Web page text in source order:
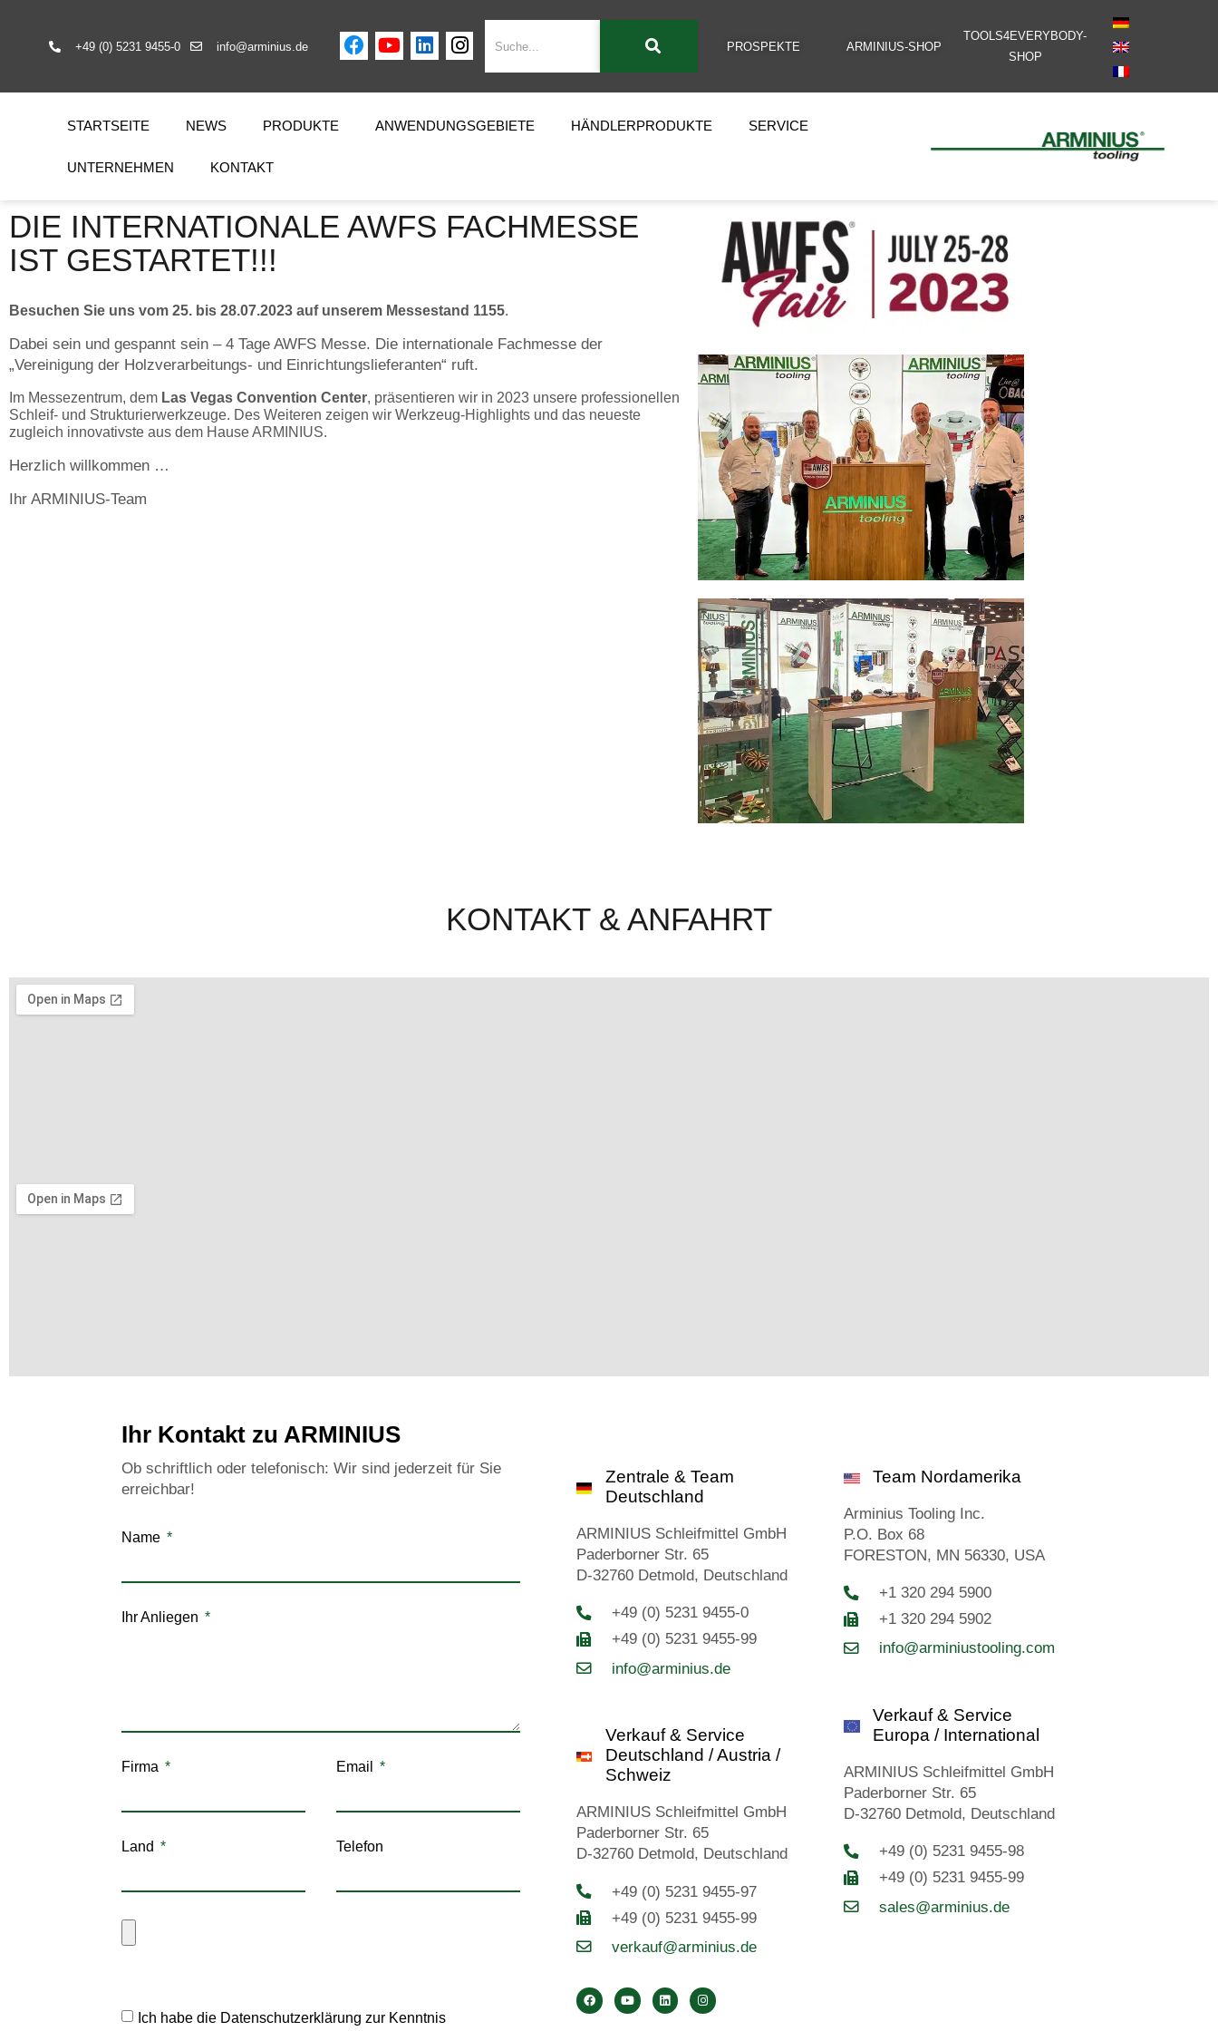
+49 (0) 5231 9455-0 info@arminius.de PROSPEKTE ARMINIUS-SHOP
TOOLS4EVERYBODY-
SHOP
STARTSEITE NEWS PRODUKTE ANWENDUNGSGEBIETE HÄNDLERPRODUKTE SERVICE
UNTERNEHMEN KONTAKT
DIE INTERNATIONALE AWFS FACHMESSE
IST GESTARTET!!!
Besuchen Sie uns vom 25. bis 28.07.2023 auf unserem Messestand 1155.
Dabei sein und gespannt sein – 4 Tage AWFS Messe. Die internationale Fachmesse der
„Vereinigung der Holzverarbeitungs- und Einrichtungslieferanten“ ruft.
Im Messezentrum, dem Las Vegas Convention Center, präsentieren wir in 2023 unsere professionellen
Schleif- und Strukturierwerkzeuge. Des Weiteren zeigen wir Werkzeug-Highlights und das neueste
zugleich innovativste aus dem Hause ARMINIUS.
Herzlich willkommen …
Ihr ARMINIUS-Team
KONTAKT & ANFAHRT
Ihr Kontakt zu ARMINIUS
Ob schriftlich oder telefonisch: Wir sind jederzeit für Sie
erreichbar!
Name
Ihr Anliegen
Firma Email
Land Telefon
Ich habe die Datenschutzerklärung zur Kenntnis
Zentrale & Team
Deutschland
ARMINIUS Schleifmittel GmbH
Paderborner Str. 65
D-32760 Detmold, Deutschland
+49 (0) 5231 9455-0
+49 (0) 5231 9455-99
info@arminius.de
Verkauf & Service
Deutschland / Austria /
Schweiz
ARMINIUS Schleifmittel GmbH
Paderborner Str. 65
D-32760 Detmold, Deutschland
+49 (0) 5231 9455-97
+49 (0) 5231 9455-99
verkauf@arminius.de
Team Nordamerika
Arminius Tooling Inc.
P.O. Box 68
FORESTON, MN 56330, USA
+1 320 294 5900
+1 320 294 5902
info@arminiustooling.com
Verkauf & Service
Europa / International
ARMINIUS Schleifmittel GmbH
Paderborner Str. 65
D-32760 Detmold, Deutschland
+49 (0) 5231 9455-98
+49 (0) 5231 9455-99
sales@arminius.de